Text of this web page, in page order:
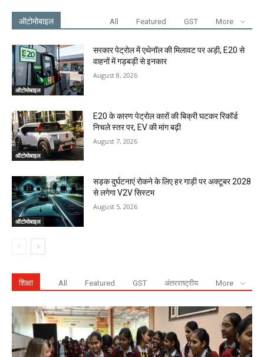
ऑटोमोबाइल All Featured GST More
ऑटोमोबाइल
सरकार पेट्रोल में एथेनॉल की मिलावट पर अड़ी, E20 से
वाहनों में गड़बड़ी से इनकार
August 8, 2026
ऑटोमोबाइल
E20 के कारण पेट्रोल कारों की बिक्री घटकर रिकॉर्ड
निचले स्तर पर, EV की मांग बढ़ी
August 7, 2026
ऑटोमोबाइल
सड़क दुर्घटनाएं रोकने के लिए हर गाड़ी पर अक्टूबर 2028
से लगेगा V2V सिस्टम
August 5, 2026
शिक्षा All Featured GST अंतरराष्ट्रीय More